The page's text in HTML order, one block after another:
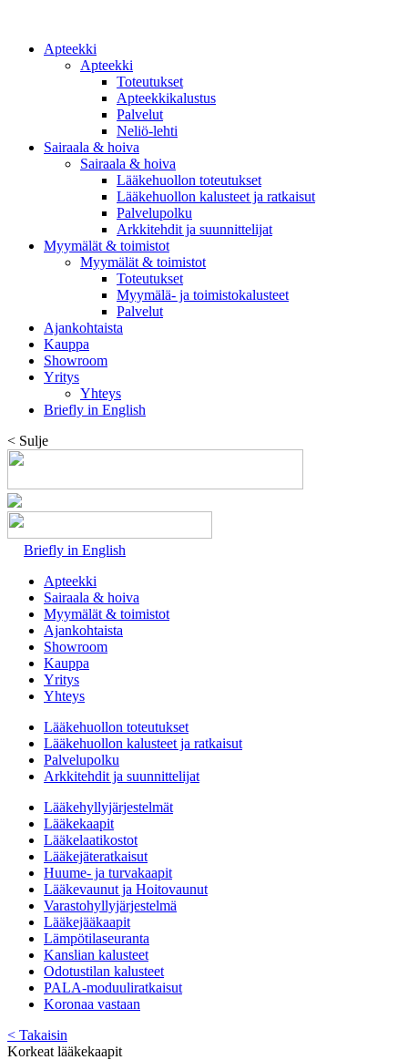
Apteekki
Apteekki
Toteutukset
Apteekkikalustus
Palvelut
Neliö-lehti
Sairaala & hoiva
Sairaala & hoiva
Lääkehuollon toteutukset
Lääkehuollon kalusteet ja ratkaisut
Palvelupolku
Arkkitehdit ja suunnittelijat
Myymälät & toimistot
Myymälät & toimistot
Toteutukset
Myymälä- ja toimistokalusteet
Palvelut
Ajankohtaista
Kauppa
Showroom
Yritys
Yhteys
Briefly in English
< Sulje
Briefly in English
Apteekki
Sairaala & hoiva
Myymälät & toimistot
Ajankohtaista
Showroom
Kauppa
Yritys
Yhteys
Lääkehuollon toteutukset
Lääkehuollon kalusteet ja ratkaisut
Palvelupolku
Arkkitehdit ja suunnittelijat
Lääkehyllyjärjestelmät
Lääkekaapit
Lääkelaatikostot
Lääkejäteratkaisut
Huume- ja turvakaapit
Lääkevaunut ja Hoitovaunut
Varastohyllyjärjestelmä
Lääkejääkaapit
Lämpötilaseuranta
Kanslian kalusteet
Odotustilan kalusteet
PALA-moduuliratkaisut
Koronaa vastaan
< Takaisin
Korkeat lääkekaapit